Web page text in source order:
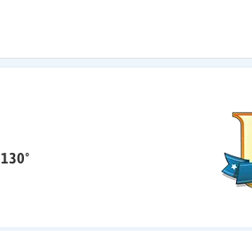
130º